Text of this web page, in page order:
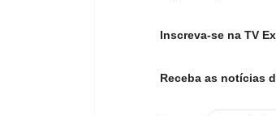
Inscreva-se na TV
Receba as notícias